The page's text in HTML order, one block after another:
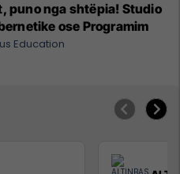
puno nga shtëpia! Studio
ose Programim
Education